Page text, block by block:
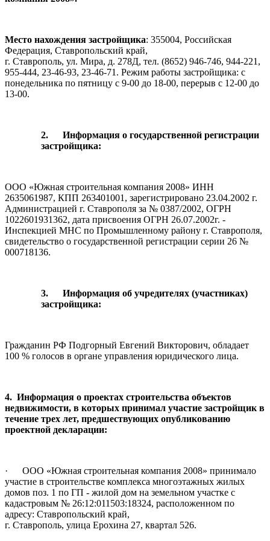
Место нахождения застройщика: 355004, Российская
Федерация, Ставропольский край,
г. Ставрополь, ул. Мира, д. 278Д, тел. (8652) 946-746, 944-221,
955-444, 23-46-93, 23-46-71. Режим работы застройщика: с
понедельника по пятницу с 9-00 до 18-00, перерыв с 12-00 до
13-00.
2. Информация о государственной регистрации
застройщика:
ООО «Южная строительная компания 2008» ИНН
2635061987, КПП 263401001, зарегистрировано 23.04.2002 г.
Администрацией г. Ставрополя за № 0387/2002, ОГРН
1022601931362, дата присвоения ОГРН 26.07.2002г. -
Инспекцией МНС по Промышленному району г. Ставрополя,
свидетельство о государственной регистрации серии 26 №
000718136.
3. Информация об учредителях (участниках)
застройщика:
Гражданин РФ Подгорный Евгений Викторович, обладает
100 % голосов в органе управления юридического лица.
4. Информация о проектах строительства объектов
недвижимости, в которых принимал участие застройщик в
течение трех лет, предшествующих опубликованию
проектной декларации:
· ООО «Южная строительная компания 2008» принимало
участие в строительстве комплекса многоэтажных жилых
домов поз. 1 по ГП - жилой дом на земельном участке с
кадастровым № 26:12:011503:18324, расположенном по
адресу: Ставропольский край,
г. Ставрополь, улица Ерохина 27, квартал 526.